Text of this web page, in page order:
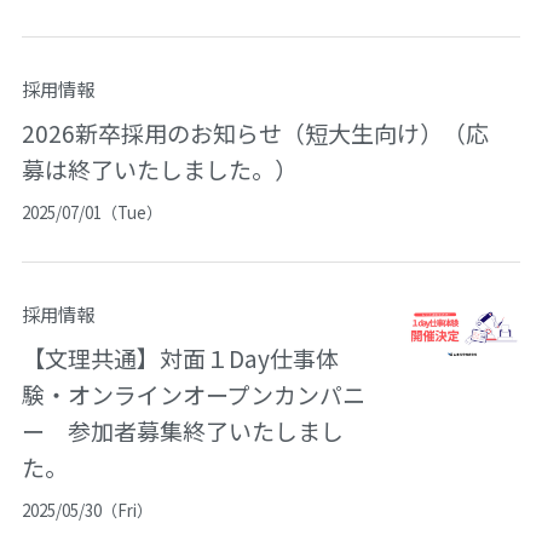
採用情報
2026新卒採用のお知らせ（短大生向け）（応
募は終了いたしました。）
2025/07/01（Tue）
採用情報
【文理共通】対面１Day仕事体
験・オンラインオープンカンパニ
ー 参加者募集終了いたしまし
た。
2025/05/30（Fri）